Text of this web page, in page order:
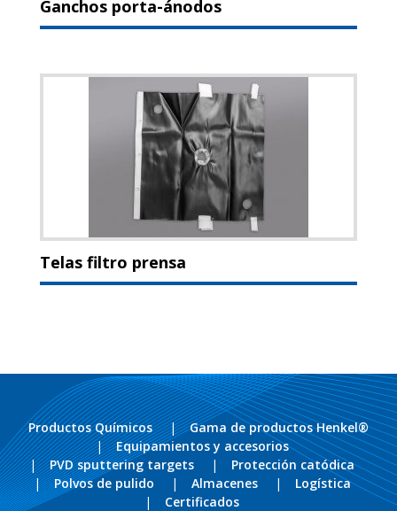
Ganchos porta-ánodos
Telas filtro prensa
Productos Químicos
Gama de productos Henkel®
Equipamientos y accesorios
PVD sputtering targets
Protección catódica
Polvos de pulido
Almacenes
Logística
Certificados